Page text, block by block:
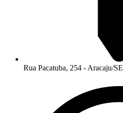
Rua Pacatuba, 254 - Aracaju/SE